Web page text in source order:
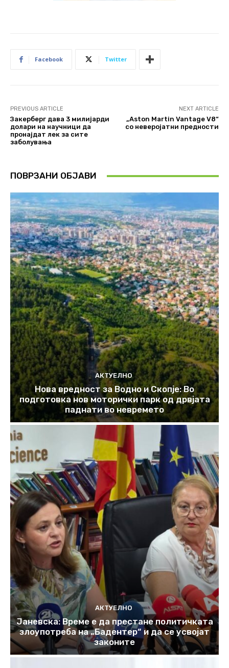
Facebook Twitter
PREVIOUS ARTICLE
Закерберг дава 3 милијарди
долари на научници да
пронајдат лек за сите
заболувања
NEXT ARTICLE
„Aston Martin Vantage V8“
со неверојатни предности
ПОВРЗАНИ ОБЈАВИ
АКТУЕЛНО
Нова вредност за Водно и Скопје: Во
подготовка нов моторички парк од дрвјата
паднати во невремето
АКТУЕЛНО
Јаневска: Време е да престане политичката
злоупотреба на „Бадентер“ и да се усвојат
законите